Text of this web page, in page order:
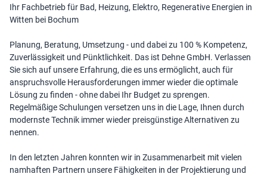
Ihr Fachbetrieb für Bad, Heizung, Elektro, Regenerative Energien in
Witten bei Bochum
Planung, Beratung, Umsetzung - und dabei zu 100 % Kompetenz,
Zuverlässigkeit und Pünktlichkeit. Das ist Dehne GmbH. Verlassen
Sie sich auf unsere Erfahrung, die es uns ermöglicht, auch für
anspruchsvolle Herausforderungen immer wieder die optimale
Lösung zu finden - ohne dabei Ihr Budget zu sprengen.
Regelmäßige Schulungen versetzen uns in die Lage, Ihnen durch
modernste Technik immer wieder preisgünstige Alternativen zu
nennen.
In den letzten Jahren konnten wir in Zusammenarbeit mit vielen
namhaften Partnern unsere Fähigkeiten in der Projektierung und